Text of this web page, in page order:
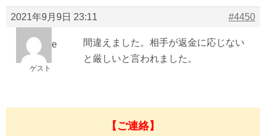
2021年9月9日 23:11 #4450
e
ゲスト
間違えました。相手が返金に応じない
と厳しいと言われました。
【ご連絡】